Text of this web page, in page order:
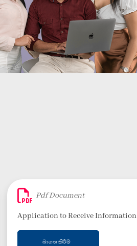
Pdf Document
Application to Receive Information
බාගත කිරීම්